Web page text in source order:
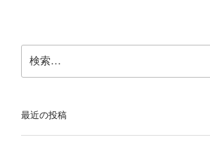
索:
最近の投稿